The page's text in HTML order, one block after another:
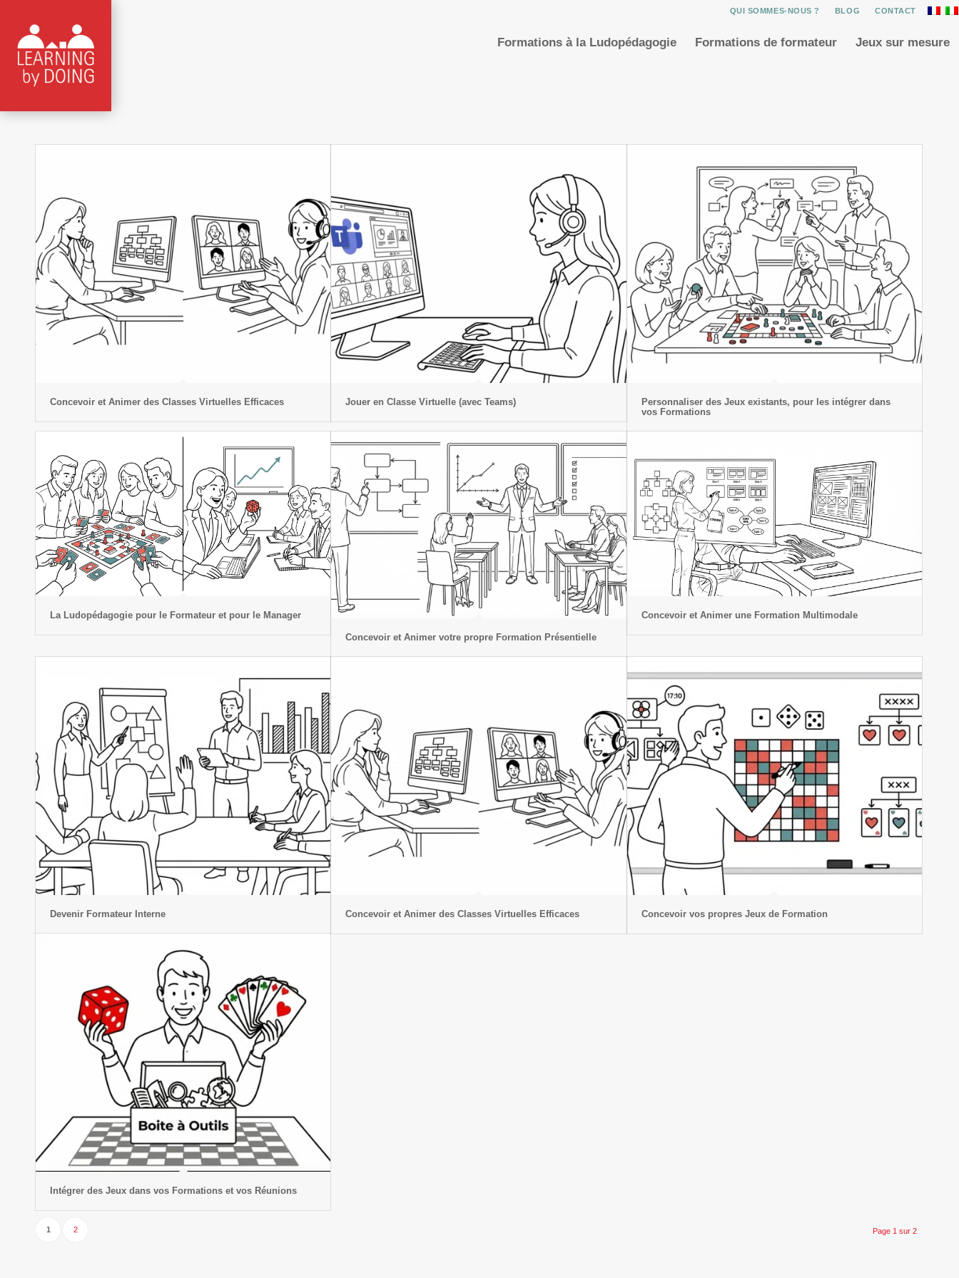
QUI SOMMES-NOUS ? BLOG CONTACT
Formations à la Ludopédagogie Formations de formateur Jeux sur mesure
Concevoir et Animer des Classes Virtuelles Efficaces Jouer en Classe Virtuelle (avec Teams)
Personnaliser des Jeux existants, pour les intégrer dans
vos Formations
La Ludopédagogie pour le Formateur et pour le Manager
Concevoir et Animer votre propre Formation Présentielle
Concevoir et Animer une Formation Multimodale
Devenir Formateur Interne Concevoir et Animer des Classes Virtuelles Efficaces Concevoir vos propres Jeux de Formation
Intégrer des Jeux dans vos Formations et vos Réunions
Page 1 sur 2
1 2